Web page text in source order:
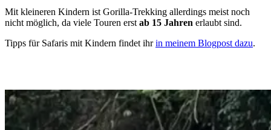
Mit kleineren Kindern ist Gorilla-Trekking allerdings meist noch
nicht möglich, da viele Touren erst ab 15 Jahren erlaubt sind.
Tipps für Safaris mit Kindern findet ihrin meinem Blogpost dazu.